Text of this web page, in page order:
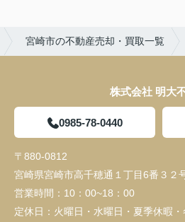
宮崎市の不動産売却・買取一覧
株式会社 明大
0985-78-0440
〒880-0812
宮崎県宮崎市高千穂通１丁目6番３２
営業時間： 10：00~18：00
定休日： 火曜日・水曜日・夏季休暇